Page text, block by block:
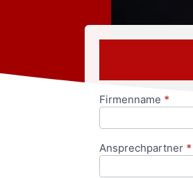
Anfrageformular
Firmenname *
Ansprechpartner *